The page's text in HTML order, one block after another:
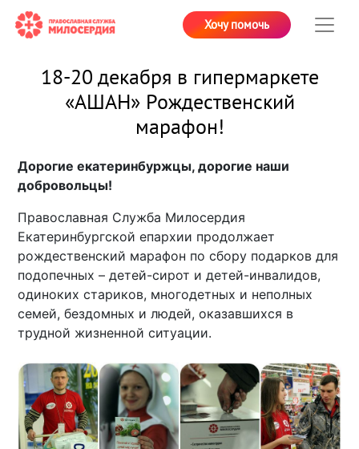
Хочу помочь
18-20 декабря в гипермаркете
«АШАН» Рождественский
марафон!
Дорогие екатеринбуржцы, дорогие наши
добровольцы!
Православная Служба Милосердия
Екатеринбургской епархии продолжает
рождественский марафон по сбору подарков для
подопечных – детей-сирот и детей-инвалидов,
одиноких стариков, многодетных и неполных
семей, бездомных и людей, оказавшихся в
трудной жизненной ситуации.